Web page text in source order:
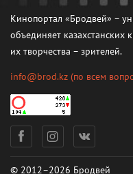
Кинопортал «Бродвей» –
объединяет
их творчества – зрителей.
info@brod.kz (по всем
© 2012–2026 Бродвей